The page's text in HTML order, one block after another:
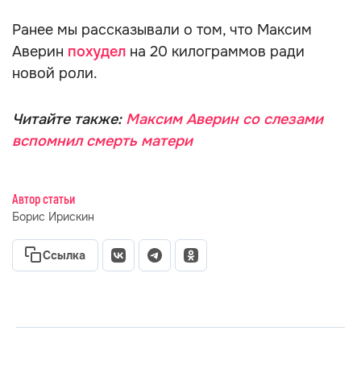
Ранее мы рассказывали о том, что Максим
Аверин похудел на 20 килограммов ради
новой роли.
Читайте также: Максим Аверин со слезами
вспомнил смерть матери
Автор статьи
Борис Ирискин
Ссылка